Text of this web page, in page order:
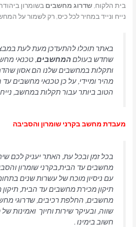
בית הלקוח,שדרוגמחשביםבשומרון ביהודה
נייח ונייד במחיר לכל כיס, רק לשמור על
באתר תוכלו להתעדכן מעת לעת
שחדש בעולםהמחשבים, טכנאי
ותקלות במחשבים שלנו הם אסון
מהיר ומיידי, על כן טכנאי מחשבים עד
הטוב ביותר עבור תקלות במחשב, נייח או
מעבדת מחשב בקרני שומרון והסביבה
בכל זמן ובכל עת, האתר יעניק לכם
מחשבים עד הבית,בקרני שומרון
עם ניסיון מוכח של עשרות שנים
תיקון מכירת מחשבים עד הבית, תיקון
מחשבים, החלפת רכיבים, שדרוגי
שווה, ובעיקר שירות וחיוך ואמינות
חשוב בימינו .